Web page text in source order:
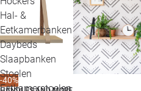
Hal- &
Eetkamerbanken
Daybeds
Slaapbanken
Stoelen
Eetkamerstoelen
-40%